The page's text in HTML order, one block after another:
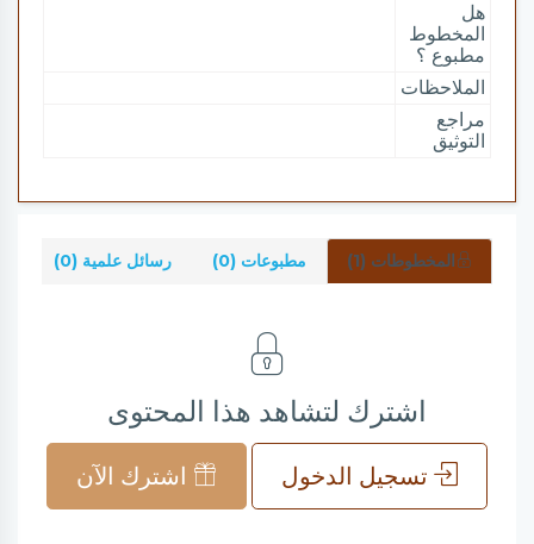
هل
المخطوط
مطبوع ؟
الملاحظات
مراجع
التوثيق
المخطوطات (1) مطبوعات (0) رسائل علمية (0)
اشترك لتشاهد هذا المحتوى
تسجيل الدخول اشترك الآن